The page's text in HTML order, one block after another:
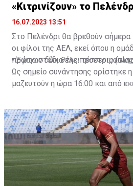
«Κιτρινίζουν» το
16.07.2023 13:51
Στο Πελένδρι θα βρεθούν
οι φίλοι της ΑΕΛ, εκεί όπου η
πρώτο στάδιο της
•Έφυγαν δύο, θέλει τέσσερις
Ως σημείο συνάντησης ορίστηκε
μαζευτούν η ώρα 16:00 και από
δώοσυν το παρών τους στην
της ομάδας.